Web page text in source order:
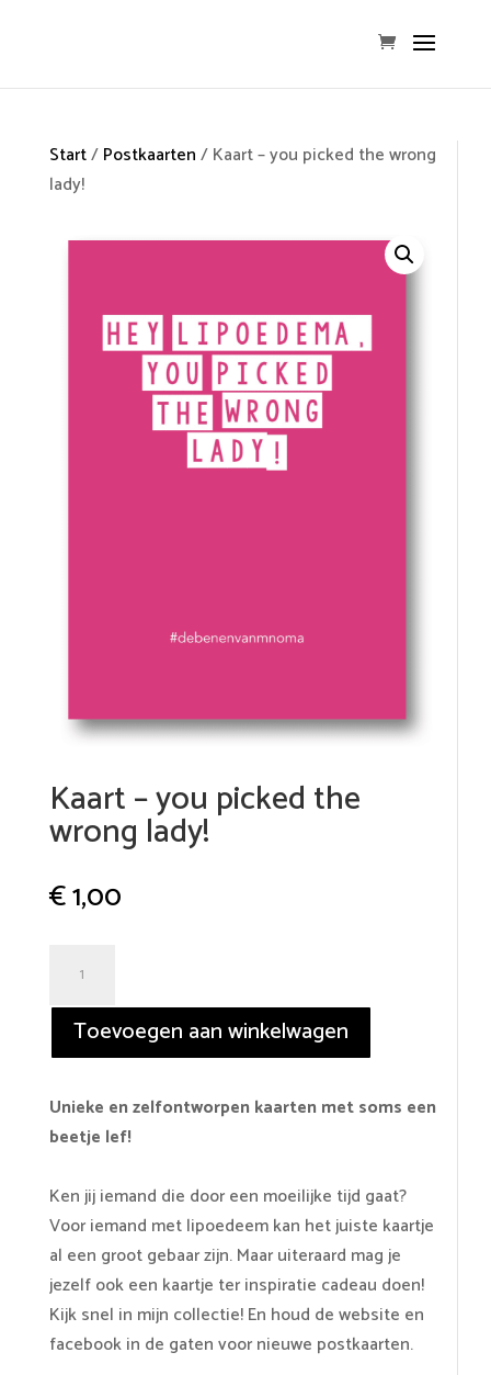
Start/Postkaarten/ Kaart – you picked the wrong
lady!
Kaart – you picked the
wrong lady!
€1,00
you
picked
wrong
lady!
Toevoegen aan winkelwagen
Unieke en zelfontworpen kaarten met soms een
beetje lef!
Ken jij iemand die door een moeilijke tijd gaat?
Voor iemand met lipoedeem kan het juiste kaartje
al een groot gebaar zijn. Maar uiteraard mag je
jezelf ook een kaartje ter inspiratie cadeau doen!
Kijk snel in mijn collectie! En houd de website en
facebook in de gaten voor nieuwe postkaarten.